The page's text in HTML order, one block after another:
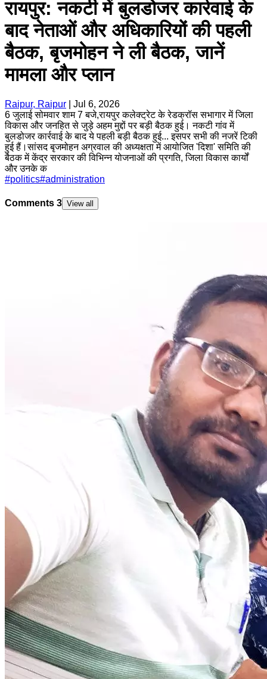
रायपुर: नकटी में बुलडोजर कार्रवाई के
बाद नेताओं और अधिकारियों की पहली
बैठक, बृजमोहन ने ली बैठक, जानें
मामला और प्लान
Raipur, Raipur
Jul 6, 2026
6 जुलाई सोमवार शाम 7 बजे,रायपुर कलेक्ट्रेट के रेडक्रॉस सभागार में जिला
विकास और जनहित से जुड़े अहम मुद्दों पर बड़ी बैठक हुई। नकटी गांव में
बुलडोजर कार्रवाई के बाद ये पहली बड़ी बैठक हुई... इसपर सभी की नजरें टिकी
हुई हैं।सांसद बृजमोहन अग्रवाल की अध्यक्षता में आयोजित 'दिशा' समिति की
बैठक में केंद्र सरकार की विभिन्न योजनाओं की प्रगति, जिला विकास कार्यों
और उनके क
#politics#administration
Comments 3 View all